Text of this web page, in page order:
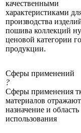
качественными
характеристиками
производства
пошива коллекций
ценовой категории
продукции.
Сферы применений
?
Сферы применения
материалов
назначение и область
использования